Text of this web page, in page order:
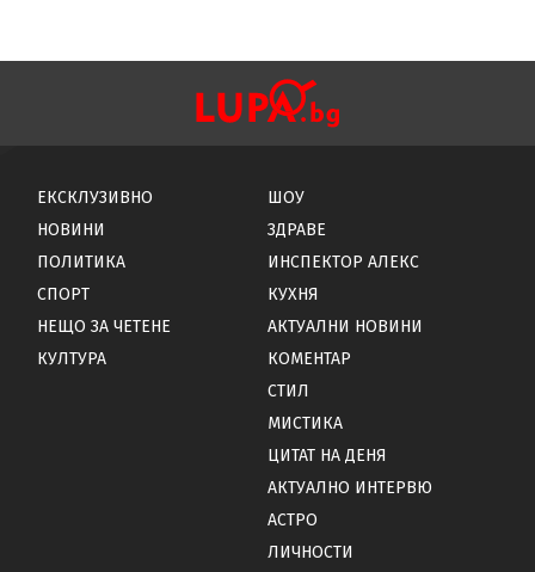
ЕКСКЛУЗИВНО
НОВИНИ
ПОЛИТИКА
СПОРТ
НЕЩО ЗА ЧЕТЕНЕ
КУЛТУРА
ШОУ
ЗДРАВЕ
ИНСПЕКТОР АЛЕКС
КУХНЯ
АКТУАЛНИ НОВИНИ
КОМЕНТАР
СТИЛ
МИСТИКА
ЦИТАТ НА ДЕНЯ
АКТУАЛНО ИНТЕРВЮ
АСТРО
ЛИЧНОСТИ